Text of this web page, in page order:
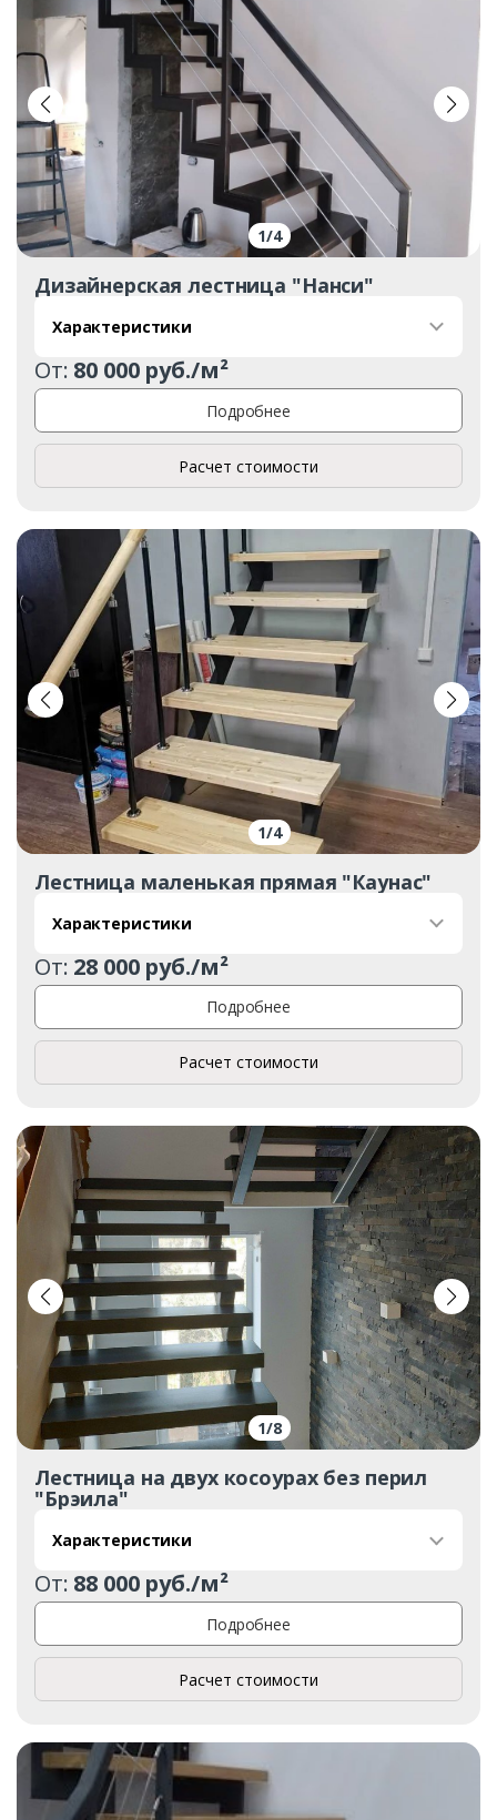
Заказать
1/4
Дизайнерская лестница "Нанси"
Характеристики
От: 80 000 руб./м²
Подробнее
Расчет стоимости
1/4
Лестница маленькая прямая "Каунас"
Характеристики
От: 28 000 руб./м²
Подробнее
Расчет стоимости
1/8
Лестница на двух косоурах без перил
"Брэила"
Характеристики
От: 88 000 руб./м²
Подробнее
Расчет стоимости